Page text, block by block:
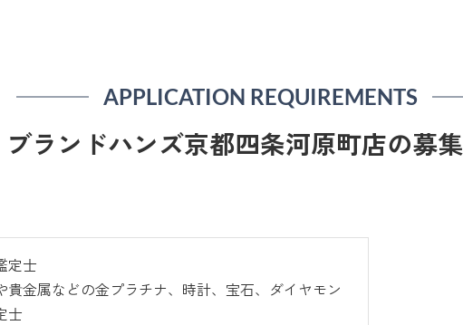
APPLICATION REQUIREMENTS
ブランドハンズ京都四条河原町店の募
定士
貴金属などの金プラチナ、時計、宝石、ダイヤモン
士